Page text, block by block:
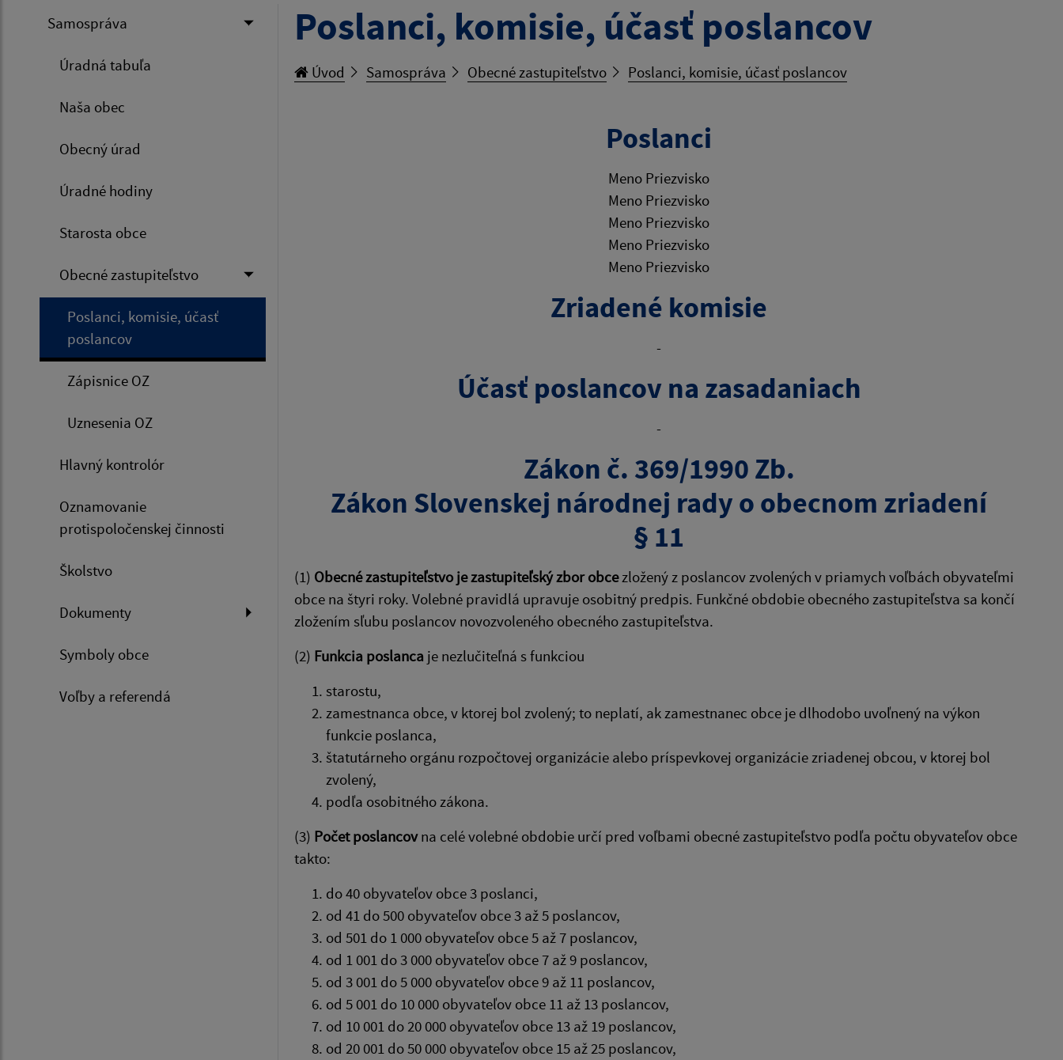
Samospráva
Úradná tabuľa
Naša obec
Obecný úrad
Úradné hodiny
Starosta obce
Obecné zastupiteľstvo
Poslanci, komisie, účasť
poslancov
Zápisnice OZ
Uznesenia OZ
Hlavný kontrolór
Oznamovanie
protispoločenskej činnosti
Školstvo
Dokumenty
Symboly obce
Voľby a referendá
Poslanci, komisie, účasť poslancov
Úvod Samospráva Obecné zastupiteľstvo Poslanci, komisie, účasť poslancov
Poslanci
Meno Priezvisko
Meno Priezvisko
Meno Priezvisko
Meno Priezvisko
Meno Priezvisko
Zriadené komisie
-
Účasť poslancov na zasadaniach
-
Zákon č. 369/1990 Zb.
Zákon Slovenskej národnej rady o obecnom zriadení
§ 11
(1) Obecné zastupiteľstvo je zastupiteľský zbor obcezložený z poslancov zvolených v priamych voľbách obyvateľmi
obce na štyri roky. Volebné pravidlá upravuje osobitný predpis. Funkčné obdobie obecného zastupiteľstva sa končí
zložením sľubu poslancov novozvoleného obecného zastupiteľstva.
(2) Funkcia poslanca je nezlučiteľná s funkciou
starostu,
zamestnanca obce, v ktorej bol zvolený; to neplatí, ak zamestnanec obce je dlhodobo uvoľnený na výkon
funkcie poslanca,
štatutárneho orgánu rozpočtovej organizácie alebo príspevkovej organizácie zriadenej obcou, v ktorej bol
zvolený,
podľa osobitného zákona.
(3) Počet poslancovna celé volebné obdobie určí pred voľbami obecné zastupiteľstvo podľa počtu obyvateľov obce
takto:
do 40 obyvateľov obce 3 poslanci,
od 41 do 500 obyvateľov obce 3 až 5 poslancov,
od 501 do 1 000 obyvateľov obce 5 až 7 poslancov,
od 1 001 do 3 000 obyvateľov obce 7 až 9 poslancov,
od 3 001 do 5 000 obyvateľov obce 9 až 11 poslancov,
od 5 001 do 10 000 obyvateľov obce 11 až 13 poslancov,
od 10 001 do 20 000 obyvateľov obce 13 až 19 poslancov,
od 20 001 do 50 000 obyvateľov obce 15 až 25 poslancov,